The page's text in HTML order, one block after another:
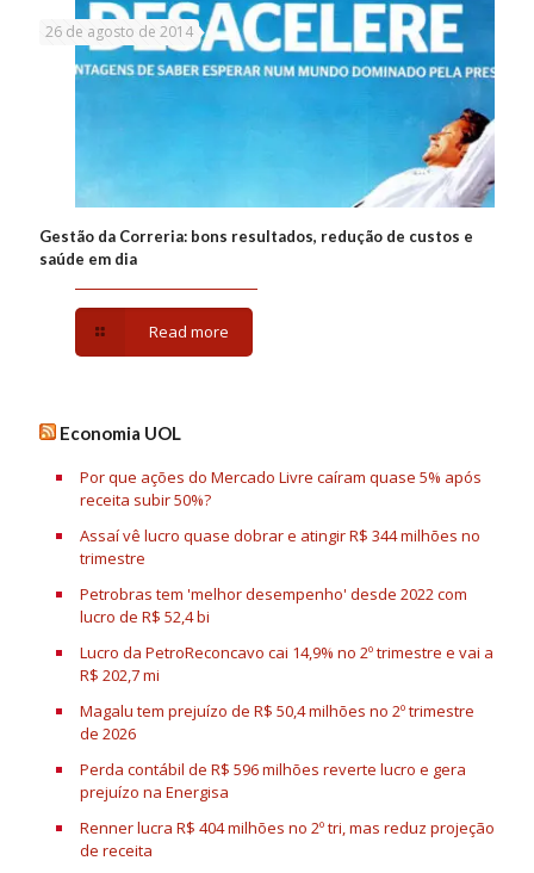
26 de agosto de 2014
Gestão da Correria: bons resultados, redução de custos e
saúde em dia
Read more
Economia UOL
Por que ações do Mercado Livre caíram quase 5% após
receita subir 50%?
Assaí vê lucro quase dobrar e atingir R$ 344 milhões no
trimestre
Petrobras tem 'melhor desempenho' desde 2022 com
lucro de R$ 52,4 bi
Lucro da PetroReconcavo cai 14,9% no 2º trimestre e vai a
R$ 202,7 mi
Magalu tem prejuízo de R$ 50,4 milhões no 2º trimestre
de 2026
Perda contábil de R$ 596 milhões reverte lucro e gera
prejuízo na Energisa
Renner lucra R$ 404 milhões no 2º tri, mas reduz projeção
de receita